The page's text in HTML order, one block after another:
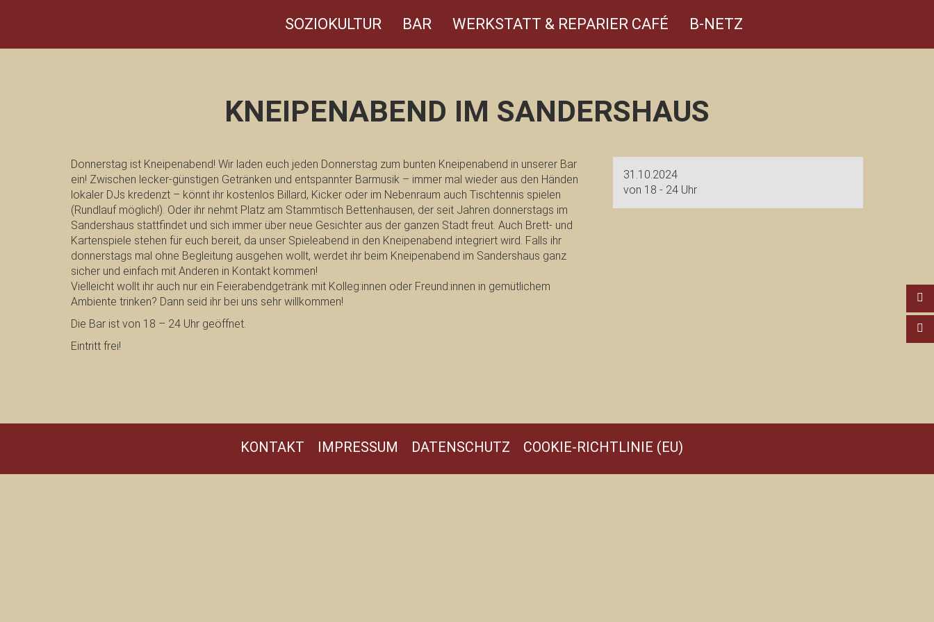
SOZIOKULTUR BAR WERKSTATT & REPARIER CAFÉ B-NETZ
KNEIPENABEND IM SANDERSHAUS
Donnerstag ist Kneipenabend! Wir laden euch jeden Donnerstag zum bunten Kneipenabend in unserer Bar
ein! Zwischen lecker-günstigen Getränken und entspannter Barmusik – immer mal wieder aus den Händen
lokaler DJs kredenzt – könnt ihr kostenlos Billard, Kicker oder im Nebenraum auch Tischtennis spielen
(Rundlauf möglich!). Oder ihr nehmt Platz am Stammtisch Bettenhausen, der seit Jahren donnerstags im
Sandershaus stattfindet und sich immer über neue Gesichter aus der ganzen Stadt freut. Auch Brett- und
Kartenspiele stehen für euch bereit, da unser Spieleabend in den Kneipenabend integriert wird. Falls ihr
donnerstags mal ohne Begleitung ausgehen wollt, werdet ihr beim Kneipenabend im Sandershaus ganz
sicher und einfach mit Anderen in Kontakt kommen!
Vielleicht wollt ihr auch nur ein Feierabendgetränk mit Kolleg:innen oder Freund:innen in gemütlichem
Ambiente trinken? Dann seid ihr bei uns sehr willkommen!
Die Bar ist von 18 – 24 Uhr geöffnet.
Eintritt frei!
31.10.2024
von 18 - 24 Uhr
KONTAKT IMPRESSUM DATENSCHUTZ COOKIE-RICHTLINIE (EU)